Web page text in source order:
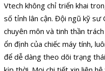
Vtech không chỉ triển khai
số tỉnh lân cận. Đội ngũ kỹ sư
chuyên môn và tinh thần
ổn định của chiếc máy tính,
để dễ dàng theo dõi trạng